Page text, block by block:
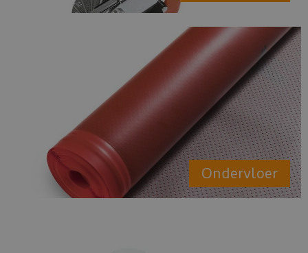
Ondervloer